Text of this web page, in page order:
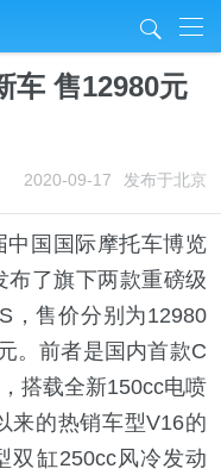
j
车 售12980元
2020-09-17 发布于北京
国国际摩托车博览
布了旗下两款重磅级
，售价分别为12980
。前者是国内首款C
搭载全新150cc电喷
来的热销车型V16的
双缸250cc风冷发动